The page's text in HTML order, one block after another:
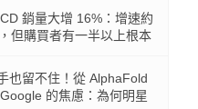
銷量大增 16%：增速約
但購買者有一半以上根本
也留不住！從 AlphaFold
的焦慮：為何明星